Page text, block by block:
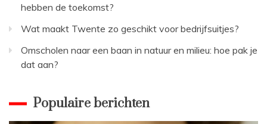
hebben de toekomst?
Wat maakt Twente zo geschikt voor bedrijfsuitjes?
Omscholen naar een baan in natuur en milieu: hoe pak je
dat aan?
Populaire berichten